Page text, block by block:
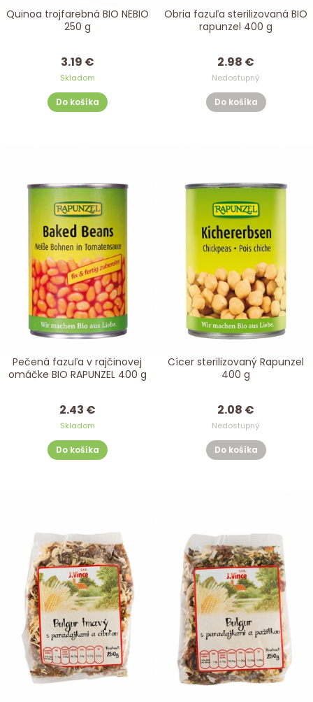
Quinoa trojfarebná BIO NEBIO
250 g
3.19 €
Skladom
Do košíka
Obria fazuľa sterilizovaná BIO
rapunzel 400 g
2.98 €
Nedostupný
Do košíka
Pečená fazuľa v rajčinovej
omáčke BIO RAPUNZEL 400 g
2.43 €
Skladom
Do košíka
Cícer sterilizovaný Rapunzel
400 g
2.08 €
Nedostupný
Do košíka